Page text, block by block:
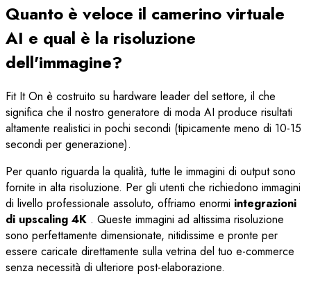
Quanto è veloce il camerino virtuale
AI e qual è la risoluzione
dell'immagine?
Fit It On è costruito su hardware leader del settore, il che
significa che il nostro generatore di moda AI produce risultati
altamente realistici in pochi secondi (tipicamente meno di 10-15
secondi per generazione).
Per quanto riguarda la qualità, tutte le immagini di output sono
fornite in alta risoluzione. Per gli utenti che richiedono immagini
di livello professionale assoluto, offriamo enormi integrazioni
di upscaling 4K . Queste immagini ad altissima risoluzione
sono perfettamente dimensionate, nitidissime e pronte per
essere caricate direttamente sulla vetrina del tuo e-commerce
senza necessità di ulteriore post-elaborazione.